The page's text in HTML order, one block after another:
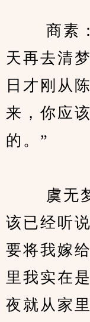
商素：“
天再去清
日才刚从
来，你应
的。”
虞无梦
该已经听
要将我嫁
里我实在
夜就从家